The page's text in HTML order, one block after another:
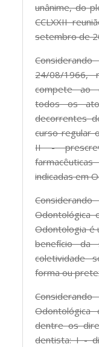
unânime, do
CCLXXII
setembro de
24/08/
compete ao
todos os
decorrentes
curso regular
II -
indicadas em
Odontológica
Odontologia é
benefício
coletividade
forma ou
dentre os
dentista: I -